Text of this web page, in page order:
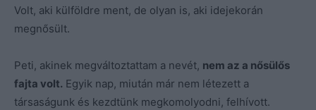
Volt, aki külföldre ment, de olyan is, aki idejekorán
megnősült.
Peti, akinek megváltoztattam a nevét, nem az a nősülős
fajta volt. Egyik nap, miután már nem létezett a
társaságunk és kezdtünk megkomolyodni, felhívott.